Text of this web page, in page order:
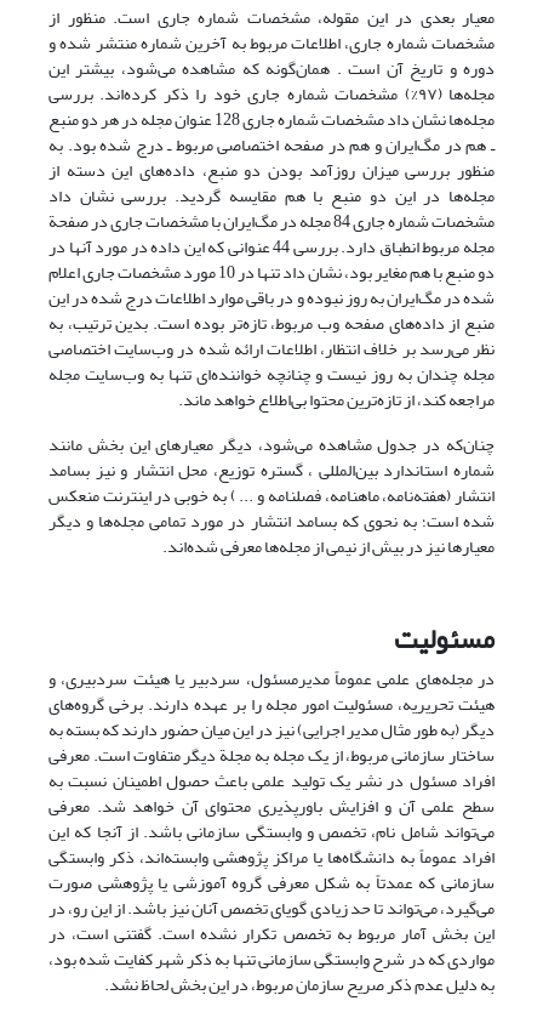
معیار بعدی در این مقوله، مشخصات شماره جاری است. منظور از
مشخصات شماره جاری، اطلاعات مربوط به آخرین شماره منتشر شده و
دوره و تاریخ آن است . همان‌گونه که مشاهده می‌شود، بیشتر این
مجله‌ها (٩٧%) مشخصات شماره جاری خود را ذکر کرده‌اند. بررسی
مجله‌ها نشان داد مشخصات شماره جاری 128 عنوان مجله در هر دو منبع
ـ هم در مگ‌ایران و هم در صفحه اختصاصی مربوط ـ درج شده بود. به
منظور بررسی میزان روزآمد بودن دو منبع، ‌داده‌های این دسته از
مجله‌ها در این دو منبع با هم مقایسه گردید. بررسی نشان داد
مشخصات شماره جاری 84 مجله در مگ‌ایران با مشخصات جاری در صفحة
مجله مربوط انطباق دارد. بررسی 44 عنوانی که این داده در مورد آنها در
دو منبع با هم مغایر بود، نشان داد تنها در 10 مورد مشخصات جاری اعلام
شده در مگ‌ایران به روز نبوده و در باقی موارد اطلاعات درج شده در این
منبع از داده‌های صفحه وب مربوط، تازه‌تر بوده است. بدین ترتیب، به
نظر می‌رسد بر خلاف انتظار، اطلاعات ارائه شده در وب‌سایت اختصاصی
مجله چندان به روز نیست و چنانچه خواننده‌ای تنها به وب‌سایت مجله
مراجعه کند، از تازه‌ترین محتوا بی‌اطلاع خواهد ماند.
چنان‌که در جدول مشاهده می‌شود، دیگر معیارهای این بخش مانند
شماره استاندارد بین‌المللی ، گستره توزیع، محل انتشار و نیز بسامد
انتشار (هفته‌نامه، ماهنامه، فصلنامه و ... ) به خوبی در اینترنت منعکس
شده است؛ به نحوی که بسامد انتشار در مورد تمامی مجله‌ها و دیگر
معیارها نیز در بیش از نیمی از مجله‌ها معرفی شده‌اند.
مسئولیت
در مجله‌های علمی عموماً مدیرمسئول، سردبیر یا هیئت سردبیری، و
هیئت تحریریه، مسئولیت امور مجله را بر عهده دارند. برخی گروه‌های
دیگر (به طور مثال مدیر اجرایی) نیز در این میان حضور دارند که بسته به
ساختار سازمانی مربوط، از یک مجله به مجلة دیگر متفاوت است. معرفی
افراد مسئول در نشر یک تولید علمی باعث حصول اطمینان نسبت به
سطح علمی آن و افزایش باورپذیری محتوای آن خواهد شد. معرفی
می‌تواند شامل نام،‌ تخصص و وابستگی سازمانی باشد. از آنجا که این
افراد عموماً به دانشگاه‌ها یا مراکز پژوهشی وابسته‌اند، ذکر وابستگی
سازمانی که عمدتاً به شکل معرفی گروه آموزشی یا پژوهشی صورت
می‌گیرد، می‌تواند تا حد زیادی گویای تخصص آنان نیز باشد. از این رو، در
این بخش آمار مربوط به تخصص تکرار نشده است. گفتنی است، در
مواردی که در شرح وابستگی سازمانی تنها به ذکر شهر کفایت شده بود،
به دلیل عدم ذکر صریح سازمان مربوط، در این بخش لحاظ نشد.